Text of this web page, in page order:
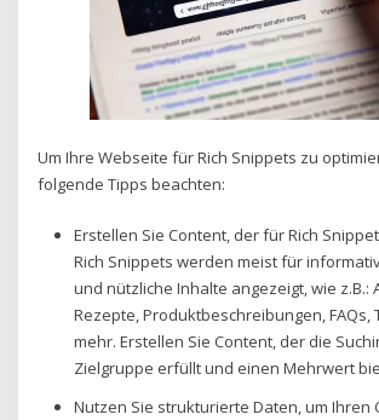
Um Ihre Webseite für Rich Snippets zu
folgende Tipps beachten:
Erstellen Sie Content, der für Rich
Rich Snippets werden meist für
und nützliche Inhalte angezeigt, wie z.B.:
Rezepte, Produktbeschreibungen, FAQs,
mehr. Erstellen Sie Content, der die
Zielgruppe erfüllt und einen Mehrwert
Nutzen Sie strukturierte Daten, um Ihren